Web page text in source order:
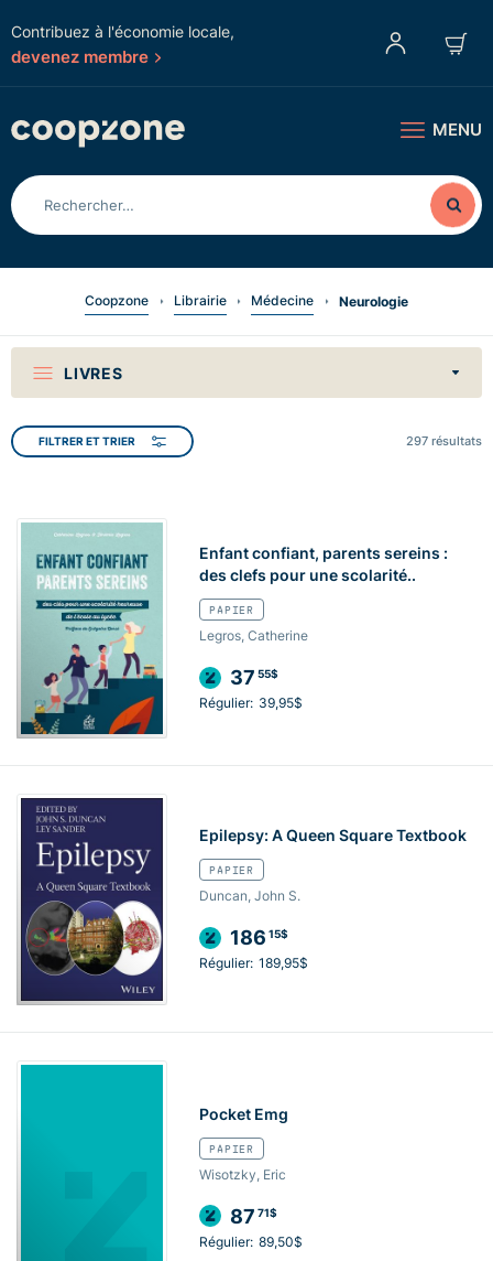
Contribuez à l'économie locale,
devenez membre
MENU
Coopzone Librairie Médecine Neurologie
LIVRES
FILTRER ET TRIER 297résultats
Enfant confiant, parents sereins :
des clefs pour une scolarité..
PAPIER
Legros, Catherine
37 55$
Régulier: 39,95$
Epilepsy: A Queen Square Textbook
PAPIER
Duncan, John S.
186 15$
Régulier: 189,95$
Pocket Emg
PAPIER
Wisotzky, Eric
87 71$
Régulier: 89,50$